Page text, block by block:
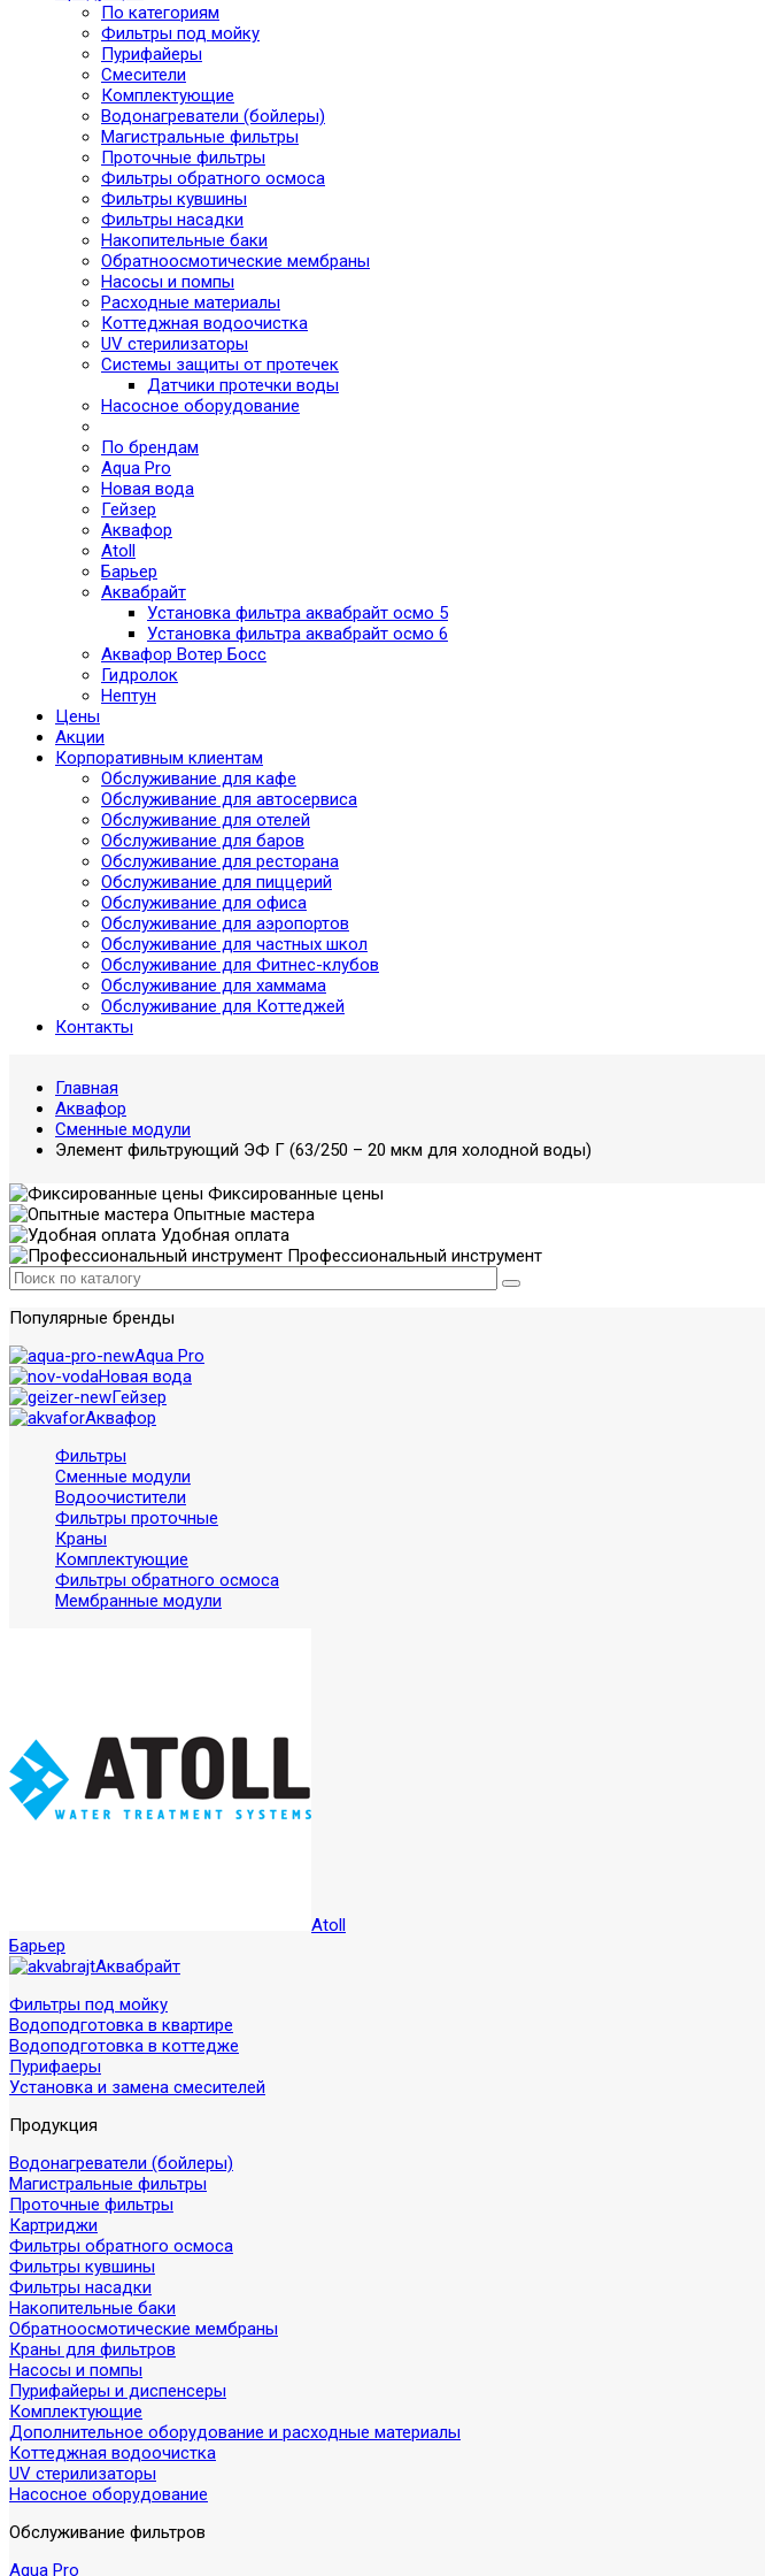
По категориям
Фильтры под мойку
Пурифайеры
Смесители
Комплектующие
Водонагреватели (бойлеры)
Магистральные фильтры
Проточные фильтры
Фильтры обратного осмоса
Фильтры кувшины
Фильтры насадки
Накопительные баки
Обратноосмотические мембраны
Насосы и помпы
Расходные материалы
Коттеджная водоочистка
UV стерилизаторы
Системы защиты от протечек
Датчики протечки воды
Насосное оборудование
По брендам
Aqua Pro
Новая вода
Гейзер
Аквафор
Atoll
Барьер
Аквабрайт
Установка фильтра аквабрайт осмо 5
Установка фильтра аквабрайт осмо 6
Аквафор Вотер Босс
Гидролок
Нептун
Цены
Акции
Корпоративным клиентам
Обслуживание для кафе
Обслуживание для автосервиса
Обслуживание для отелей
Обслуживание для баров
Обслуживание для ресторана
Обслуживание для пиццерий
Обслуживание для офиса
Обслуживание для аэропортов
Обслуживание для частных школ
Обслуживание для Фитнес-клубов
Обслуживание для хаммама
Обслуживание для Коттеджей
Контакты
Главная
Аквафор
Сменные модули
Элемент фильтрующий ЭФ Г (63/250 – 20 мкм для холодной воды)
Фиксированные цены
Опытные мастера
Удобная оплата
Профессиональный инструмент
Популярные бренды
Aqua Pro
Новая вода
Гейзер
Аквафор
Фильтры
Сменные модули
Водоочистители
Фильтры проточные
Краны
Комплектующие
Фильтры обратного осмоса
Мембранные модули
Atoll
Барьер
Аквабрайт
Фильтры под мойку
Водоподготовка в квартире
Водоподготовка в коттедже
Пурифаеры
Установка и замена смесителей
Продукция
Водонагреватели (бойлеры)
Магистральные фильтры
Проточные фильтры
Картриджи
Фильтры обратного осмоса
Фильтры кувшины
Фильтры насадки
Накопительные баки
Обратноосмотические мембраны
Краны для фильтров
Насосы и помпы
Пурифайеры и диспенсеры
Комплектующие
Дополнительное оборудование и расходные материалы
Коттеджная водоочистка
UV стерилизаторы
Насосное оборудование
Обслуживание фильтров
Aqua Pro